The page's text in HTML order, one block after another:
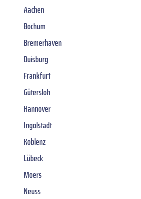
Aachen
Bochum
Bremerhaven
Duisburg
Frankfurt
Gütersloh
Hannover
Ingolstadt
Koblenz
Lübeck
Moers
Neuss